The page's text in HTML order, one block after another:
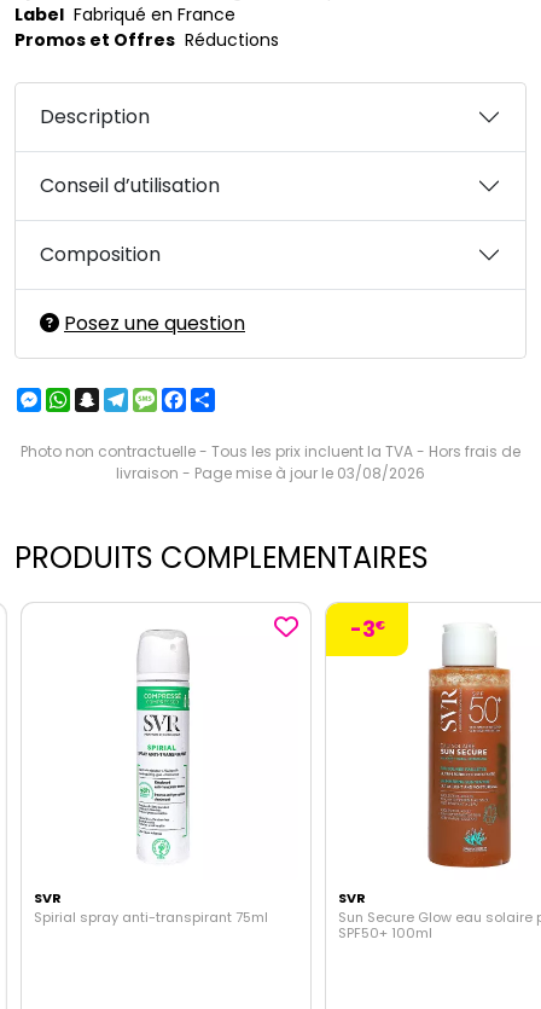
Label Fabriqué en France
Promos et Offres Réductions
Description
Conseil d’utilisation
Composition
Posez une question
Messenger
WhatsApp
Snapchat
Telegram
MessageFacebook
Photo non contractuelle - Tous les prix incluent la TVA - Hors frais de
livraison - Page mise à jour le 03/08/2026
PRODUITS COMPLEMENTAIRES
SVR
Spirial spray anti-transpirant 75ml
-3€
SVR
Sun Secure Glow eau solaire
SPF50+ 100ml